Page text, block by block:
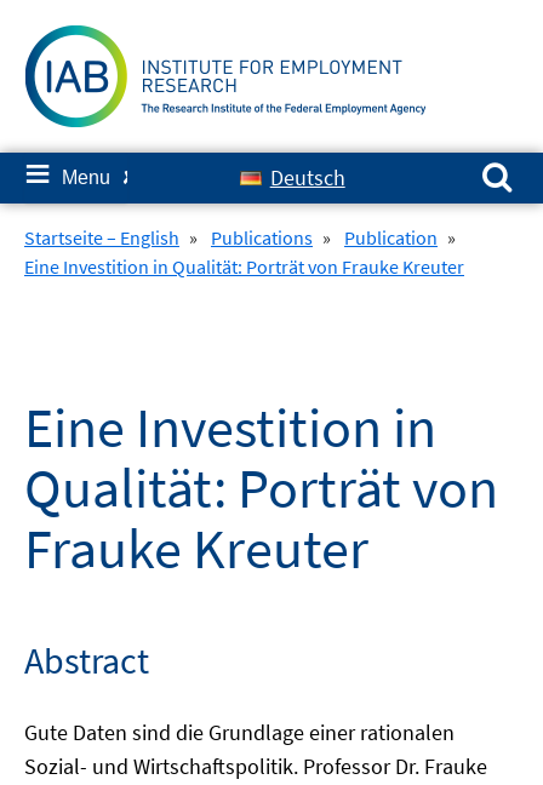
content
≡ Menu ✘ Deutsch
Search for:
Startseite – English » Publications » Publication »
Eine Investition in Qualität: Porträt von Frauke Kreuter
Eine Investition in
Qualität: Porträt von
Frauke Kreuter
Abstract
Gute Daten sind die Grundlage einer rationalen
Sozial- und Wirtschaftspolitik. Professor Dr. Frauke